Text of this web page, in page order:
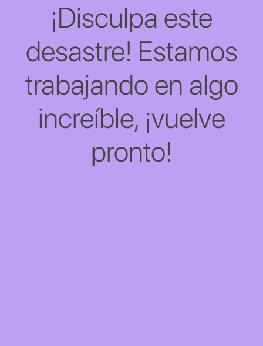
¡Disculpa este
desastre! Estamos
trabajando en algo
increíble, ¡vuelve
pronto!